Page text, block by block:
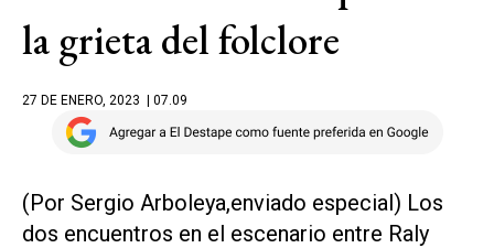
la grieta del folclore
27 DE ENERO, 2023 | 07.09
(Por Sergio Arboleya,enviado especial) Los
dos encuentros en el escenario entre Raly